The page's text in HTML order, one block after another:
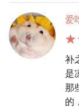
爱
补
是
那
的